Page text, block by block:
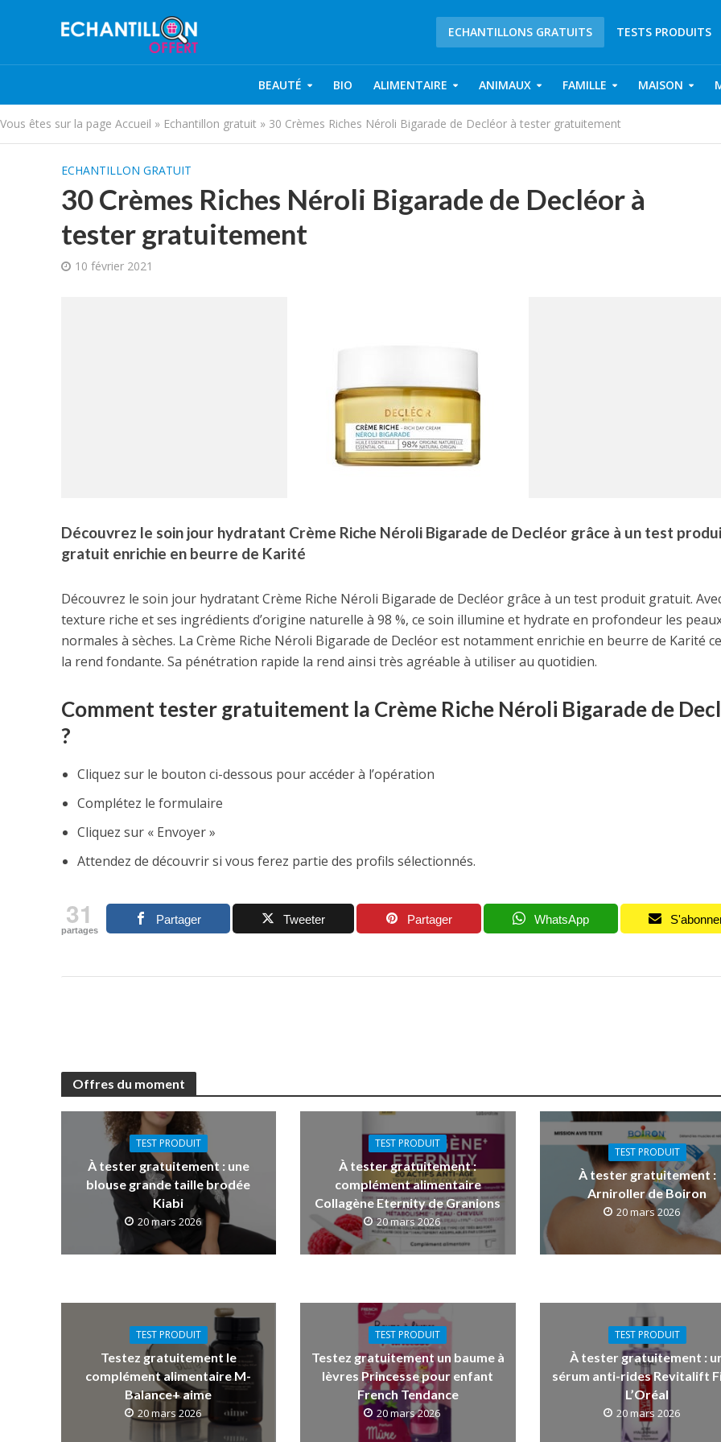
ECHANTILLONS GRATUITS TESTS PRODUITS
BEAUTÉ BIO ALIMENTAIRE ANIMAUX FAMILLE MAISON
Vous êtes sur la page Accueil » Echantillon gratuit » 30 Crèmes Riches Néroli Bigarade de Decléor à tester gratuitement
ECHANTILLON GRATUIT
30 Crèmes Riches Néroli Bigarade de Decléor à
tester gratuitement
10 février 2021
Découvrez le soin jour hydratant Crème Riche Néroli Bigarade de Decléor grâce à un test
gratuit enrichie en beurre de Karité
Découvrez le soin jour hydratant Crème Riche Néroli Bigarade de Decléor grâce à un test produit gratuit.
texture riche et ses ingrédients d’origine naturelle à 98 %, ce soin illumine et hydrate en profondeur les
normales à sèches. La Crème Riche Néroli Bigarade de Decléor est notamment enrichie en beurre de Karité
la rend fondante. Sa pénétration rapide la rend ainsi très agréable à utiliser au quotidien.
Comment tester gratuitement la Crème Riche Néroli Bigarade de
?
Cliquez sur le bouton ci-dessous pour accéder à l’opération
Complétez le formulaire
Cliquez sur « Envoyer »
Attendez de découvrir si vous ferez partie des profils sélectionnés.
31
partages
Partager Tweeter Partager WhatsApp
Offres du moment
TEST PRODUIT
À tester gratuitement : une
blouse grande taille brodée
Kiabi
20 mars 2026
TEST PRODUIT
À tester gratuitement :
complément alimentaire
Collagène Eternity de Granions
20 mars 2026
TEST PRODUIT
À tester gratuitement :
Arniroller de Boiron
20 mars 2026
TEST PRODUIT
Testez gratuitement le
complément alimentaire M-
Balance+ aime
20 mars 2026
TEST PRODUIT
Testez gratuitement un baume à
lèvres Princesse pour enfant
French Tendance
20 mars 2026
TEST PRODUIT
À tester gratuitement :
sérum anti-rides Revitalift
L’Oréal
20 mars 2026